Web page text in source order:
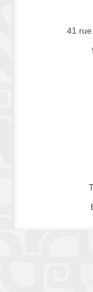
41